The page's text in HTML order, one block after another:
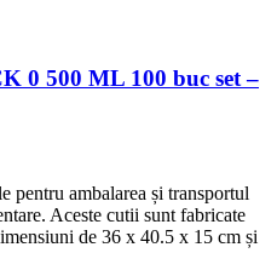
0 500 ML 100 buc set –
pentru ambalarea și transportul
Aceste cutii sunt fabricate
de 36 x 40.5 x 15 cm și